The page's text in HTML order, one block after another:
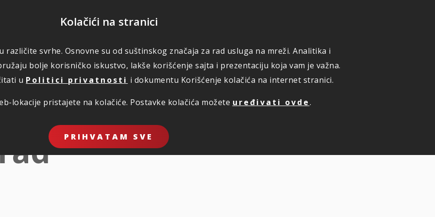
Kolačići na stranici
različite svrhe. Osnovne su od suštinskog značaja za rad usluga na mreži. Analitika i
bolje korisničko iskustvo, lakše korišćenje sajta i prezentaciju koja vam je važna.
u Politici privatnosti i dokumentu Korišćenje kolačića na internet stranici.
lokacije pristajete na kolačiće. Postavke kolačića možete uređivati ovde.
PRIHVATAM SVE
ŠTETE KORISNO O NAMA
PLATITE PREMIJU ONLINE ZAKAZIVANJE PREGLEDA